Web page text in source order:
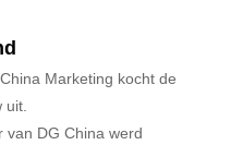
Marketing kocht de
van DG China werd